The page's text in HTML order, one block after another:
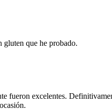
gluten que he probado.
fueron excelentes.